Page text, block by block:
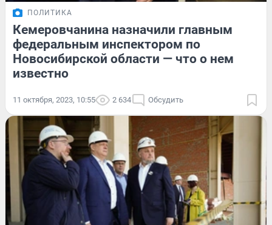
ПОЛИТИКА
Кемеровчанина назначили главным
федеральным инспектором по
Новосибирской области — что о нем
известно
11 октября, 2023, 10:55 2 634 Обсудить